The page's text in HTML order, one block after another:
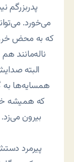
می‌خورد.
که به محض
ناله‌مانند
البته
همسایه‌ها به
که همیشه
بیرون
پیرمرد